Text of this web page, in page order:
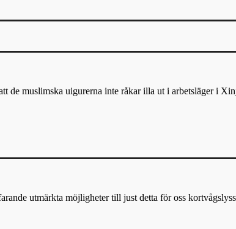
de muslimska uigurerna inte råkar illa ut i arbetsläger i
utmärkta möjligheter till just detta för oss